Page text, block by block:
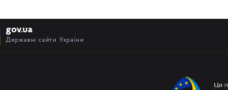
gov.ua
Державні сайти України